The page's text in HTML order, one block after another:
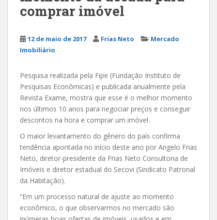
comprar imóvel
12 de maio de 2017 Frias Neto
Mercado
Imobiliário
Pesquisa realizada pela Fipe (Fundação Instituto de
Pesquisas Econômicas) e publicada anualmente pela
Revista Exame, mostra que esse é o melhor momento
nos últimos 10 anos para negociar preços e conseguir
descontos na hora e comprar um imóvel.
O maior levantamento do gênero do país confirma
tendência apontada no início deste ano por Angelo Frias
Neto, diretor-presidente da Frias Neto Consultoria de
Imóveis e diretor estadual do Secovi (Sindicato Patronal
da Habitação).
“Em um processo natural de ajuste ao momento
econômico, o que observarmos no mercado são